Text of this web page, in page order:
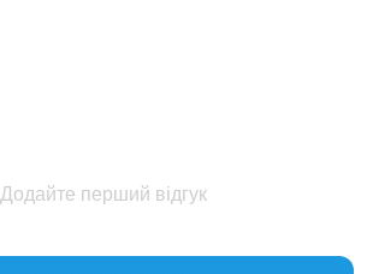
Додайте перший відгук